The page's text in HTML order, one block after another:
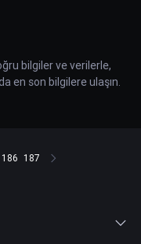
bilgiler ve verilerle,
en son bilgilere ulaşın.
186 187